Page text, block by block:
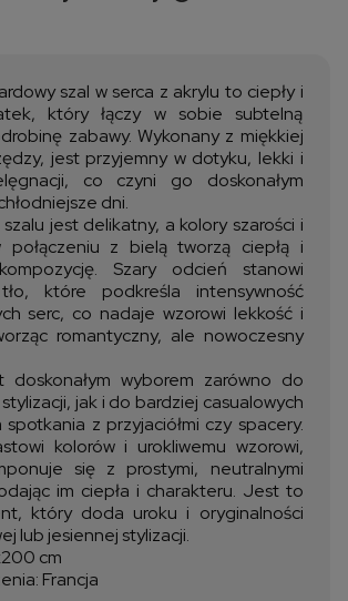
szal w serca z akrylu to ciepły i
który łączy w sobie subtelną
zabawy. Wykonany z miękkiej
jest przyjemny w dotyku, lekki i
co czyni go doskonałym
dni.
jest delikatny, a kolory szarości i
połączeniu z bielą tworzą ciepłą i
Szary odcień stanowi
które podkreśla intensywność
serc, co nadaje wzorowi lekkość i
romantyczny, ale nowoczesny
doskonałym wyborem zarówno do
jak i do bardziej casualowych
z przyjaciółmi czy spacery.
kolorów i urokliwemu wzorowi,
się z prostymi, neutralnymi
im ciepła i charakteru. Jest to
który doda uroku i oryginalności
lub jesiennej stylizacji.
cm
Francja